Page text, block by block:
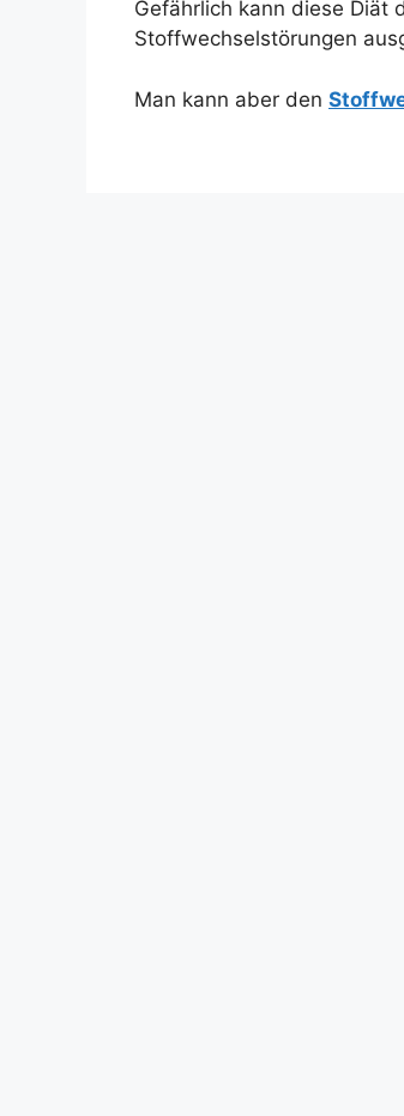
Gefährlich kann diese Diät
Stoffwechselstörungen
Man kann aber den